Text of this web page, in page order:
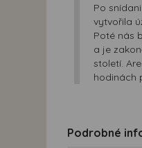
Po
vytvořila
Poté nás
a je
století.
hodinách
Podrobné